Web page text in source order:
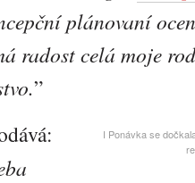
plánovaní
radost celá moje
”
I Ponávka se